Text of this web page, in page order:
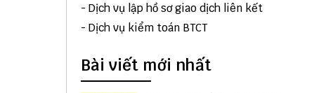
- Dịch vụ lập hồ sơ giao dịch liên kết
- Dịch vụ kiểm toán BTCT
Bài viết mới nhất